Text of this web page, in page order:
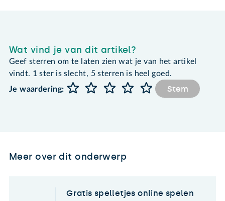
Wat vind je van dit artikel?
Geef sterren om te laten zien wat je van het artikel
vindt. 1 ster is slecht, 5 sterren is heel goed.
Je waardering:
Stem
Meer over dit onderwerp
Gratis spelletjes online spelen